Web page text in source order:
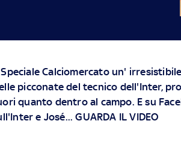
Calciomercato un'
picconate del tecnico dell'Inter,
quanto dentro al campo. E su
e José... GUARDA IL VIDEO